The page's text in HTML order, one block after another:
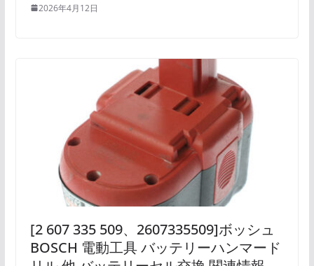
2026年4月12日
[2 607 335 509、2607335509]ボッシュ
BOSCH 電動工具 バッテリーハンマード